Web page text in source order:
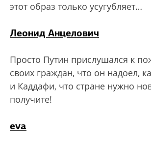
этот образ только усугубляет…
Леонид Анцелович
Просто Путин прислушался к
своих граждан, что он надоел,
и Каддафи, что стране нужно
получите!
eva